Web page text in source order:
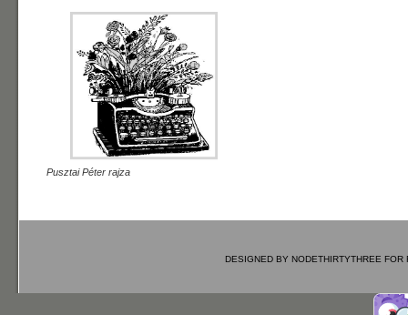
Pusztai Péter rajza
DESIGNED BY NODETHIRTYTHREE FOR